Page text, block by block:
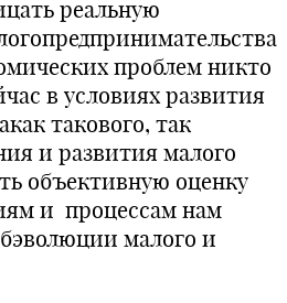
реальную
проблем никто
в условиях развития
такового, так
и развития малого
объективную оценку
и процессам нам
малого и